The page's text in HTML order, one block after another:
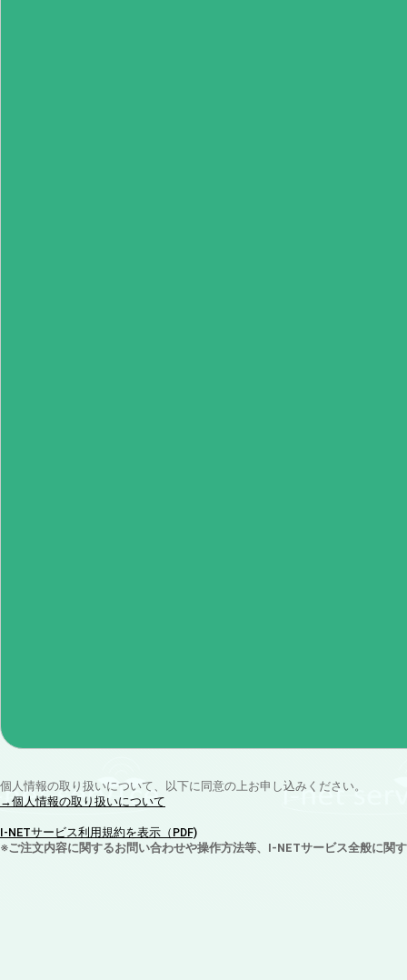
個人情報の取り扱いについて、以下に同意の上お申し込みください。
→個人情報の取り扱いについて
I-NETサービス利用規約を表示（PDF)
※ご注文内容に関するお問い合わせや操作方法等、I-NETサービス全般に関